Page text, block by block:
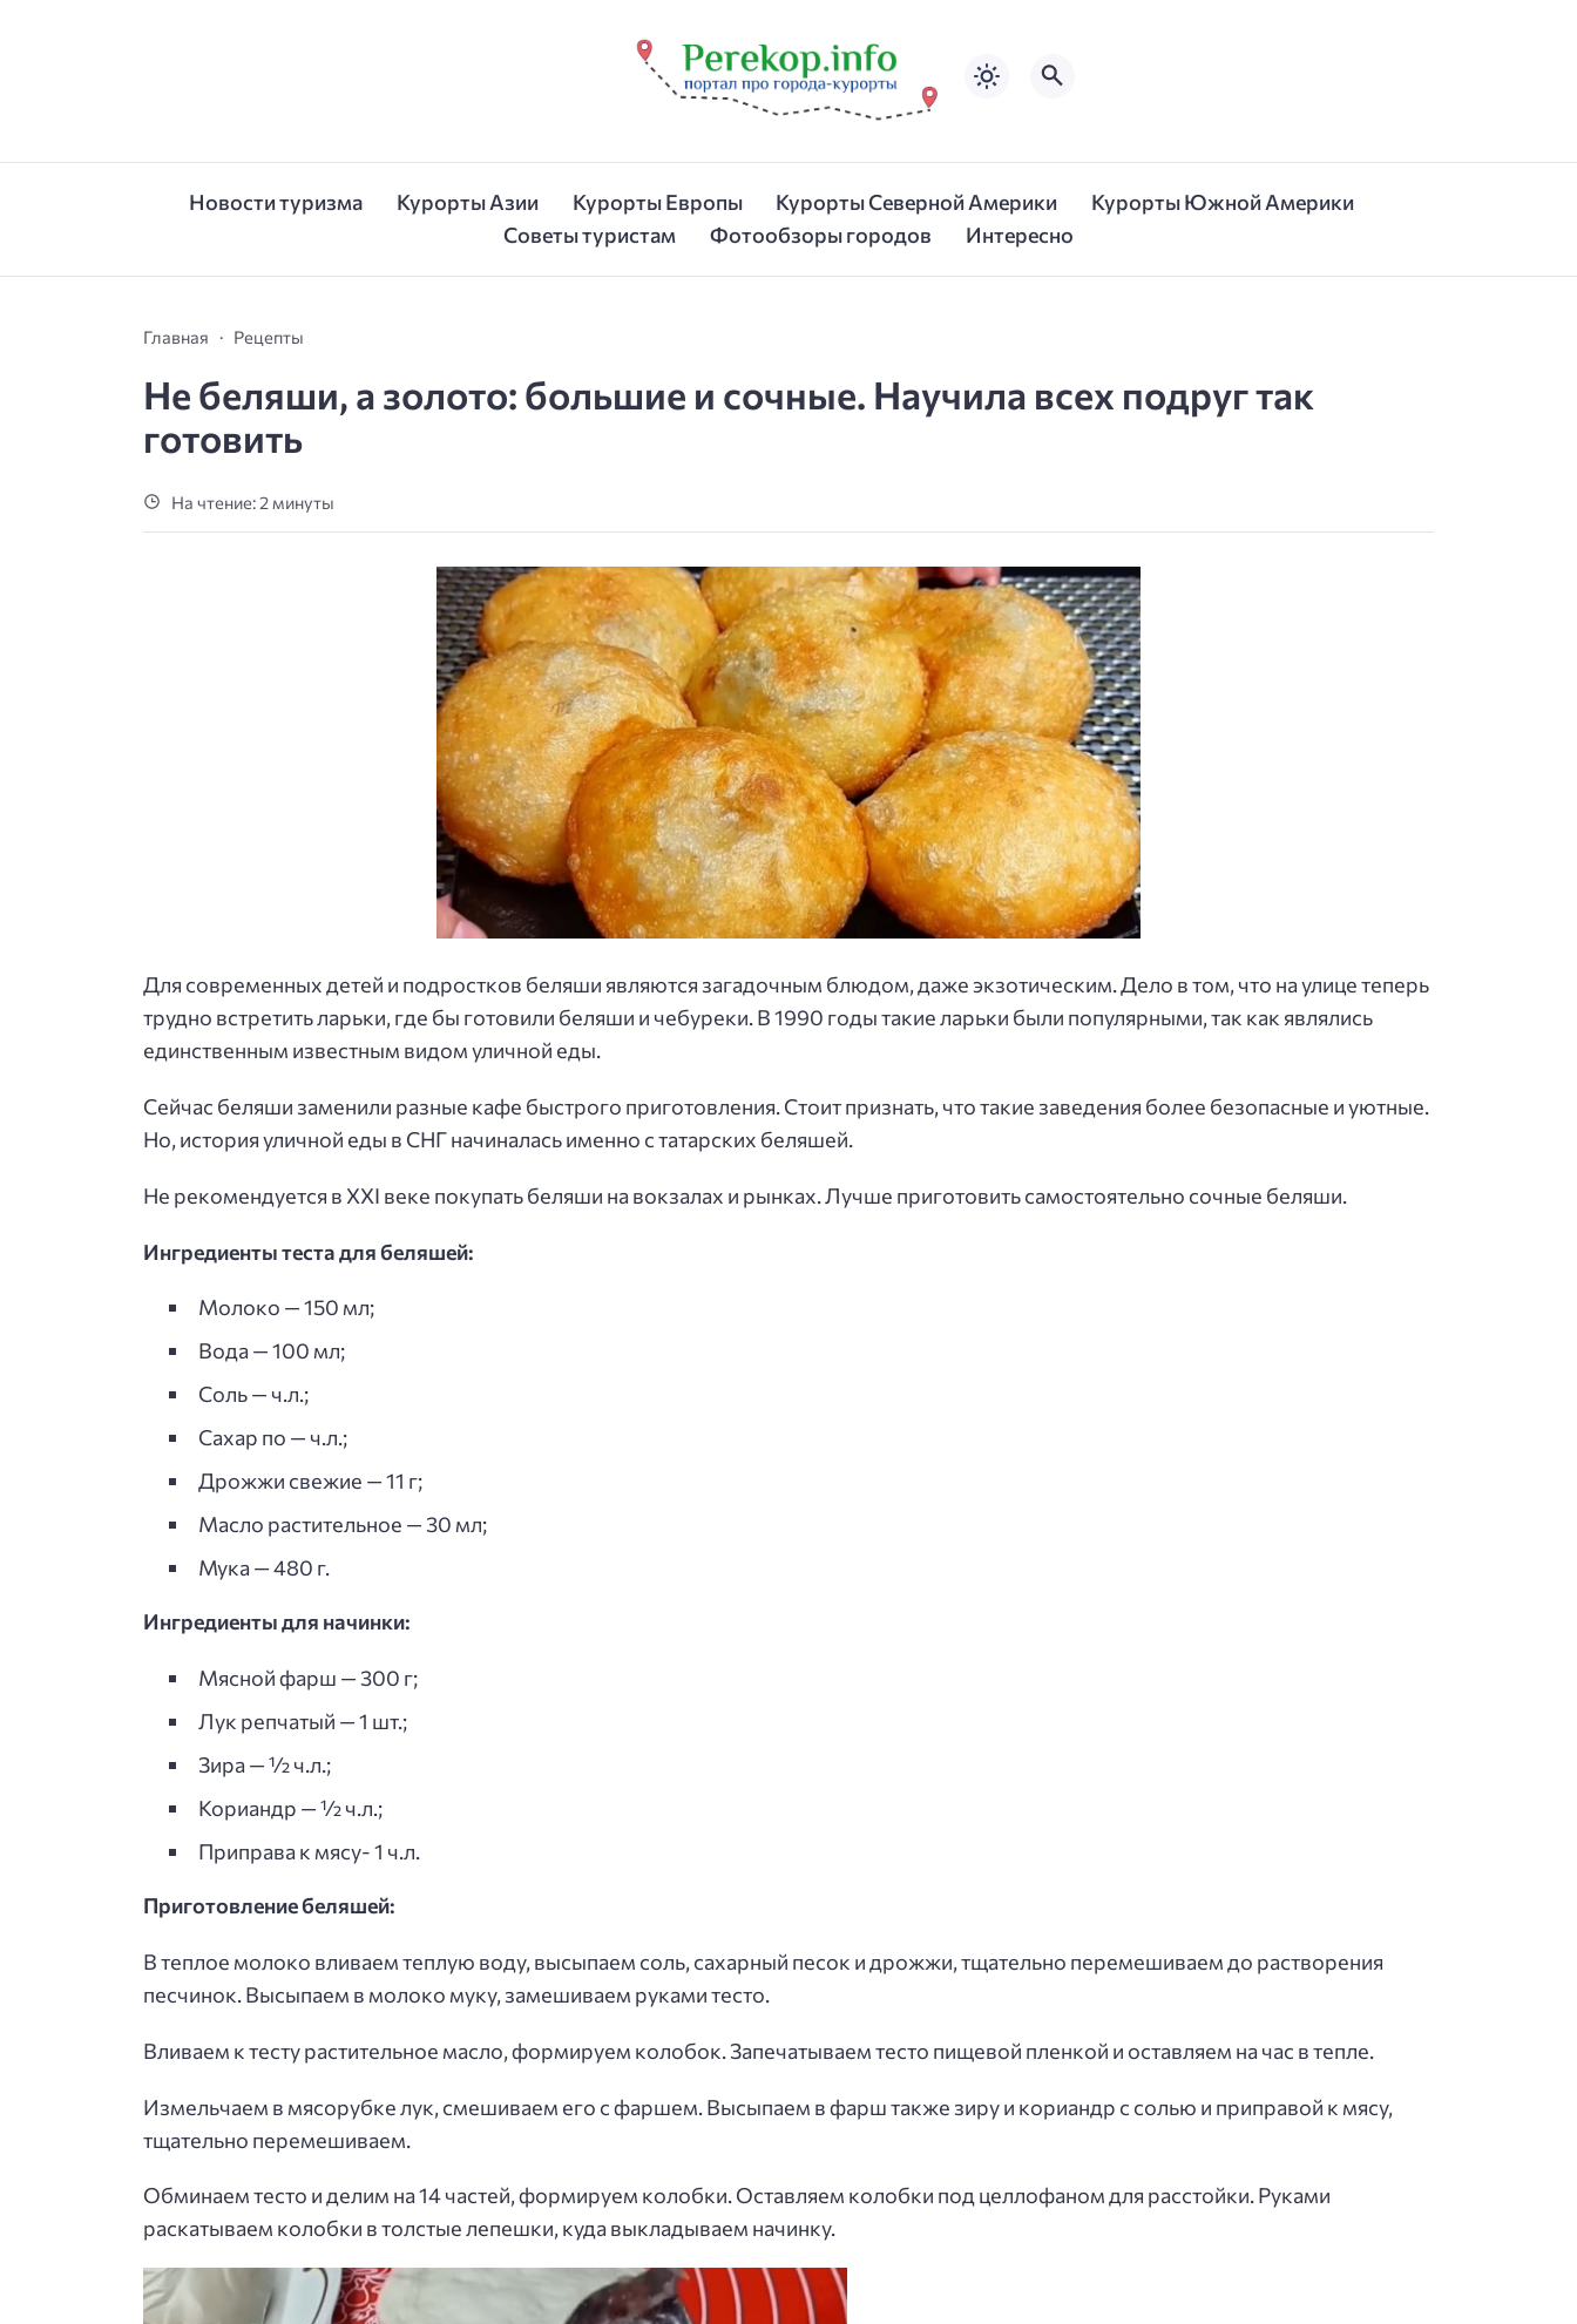
Новости туризма Курорты Азии Курорты Европы Курорты Северной Америки
Курорты Южной Америки
Советы туристам
Фотообзоры городов Интересно
Главная Рецепты
Не беляши, а золото: большие и сочные. Научила всех подруг так
готовить
На чтение: 2 минуты
Для современных детей и подростков беляши являются загадочным блюдом, даже экзотическим. Дело в том, что на улице теперь
трудно встретить ларьки, где бы готовили беляши и чебуреки. В 1990 годы такие ларьки были популярными, так как являлись
единственным известным видом уличной еды.
Сейчас беляши заменили разные кафе быстрого приготовления. Стоит признать, что такие заведения более безопасные и уютные.
Но, история уличной еды в СНГ начиналась именно с татарских беляшей.
Не рекомендуется в XXI веке покупать беляши на вокзалах и рынках. Лучше приготовить самостоятельно сочные беляши.
Ингредиенты теста для беляшей:
Молоко — 150 мл;
Вода — 100 мл;
Соль — ч.л.;
Сахар по — ч.л.;
Дрожжи свежие — 11 г;
Масло растительное — 30 мл;
Мука — 480 г.
Ингредиенты для начинки:
Мясной фарш — 300 г;
Лук репчатый — 1 шт.;
Зира — ½ ч.л.;
Кориандр — ½ ч.л.;
Приправа к мясу- 1 ч.л.
Приготовление беляшей:
В теплое молоко вливаем теплую воду, высыпаем соль, сахарный песок и дрожжи, тщательно перемешиваем до растворения
песчинок. Высыпаем в молоко муку, замешиваем руками тесто.
Вливаем к тесту растительное масло, формируем колобок. Запечатываем тесто пищевой пленкой и оставляем на час в тепле.
Измельчаем в мясорубке лук, смешиваем его с фаршем. Высыпаем в фарш также зиру и кориандр с солью и приправой к мясу,
тщательно перемешиваем.
Обминаем тесто и делим на 14 частей, формируем колобки. Оставляем колобки под целлофаном для расстойки. Руками
раскатываем колобки в толстые лепешки, куда выкладываем начинку.